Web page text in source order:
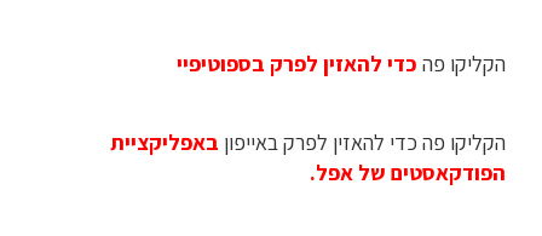
הקליקו פה כדי להאזין לפרק בספוטיפיי
הקליקו פה כדי להאזין לפרק באייפון באפליקציית
הפודקאסטים של אפל.